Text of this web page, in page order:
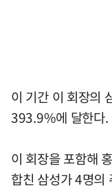
이 기간 이 회장의
393.9%에 달한다.
이 회장을 포함해
합친 삼성가 4명의